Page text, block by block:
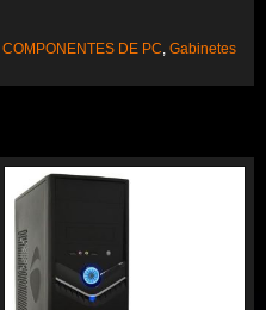
COMPONENTES DE PC Gabinetes